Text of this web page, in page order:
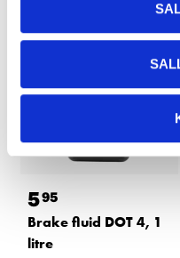
595
Brake fluid DOT 4, 1
litre